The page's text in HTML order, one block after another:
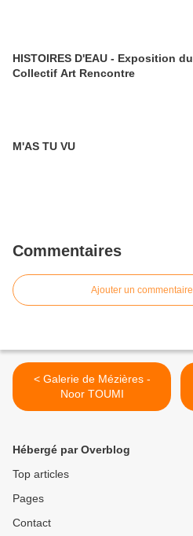
HISTOIRES D'EAU - Exposition du
Collectif Art Rencontre
M'AS TU VU
Commentaires
Ajouter un commentaire
< Galerie de Mézières -
Noor TOUMI
Hébergé par Overblog
Top articles
Pages
Contact